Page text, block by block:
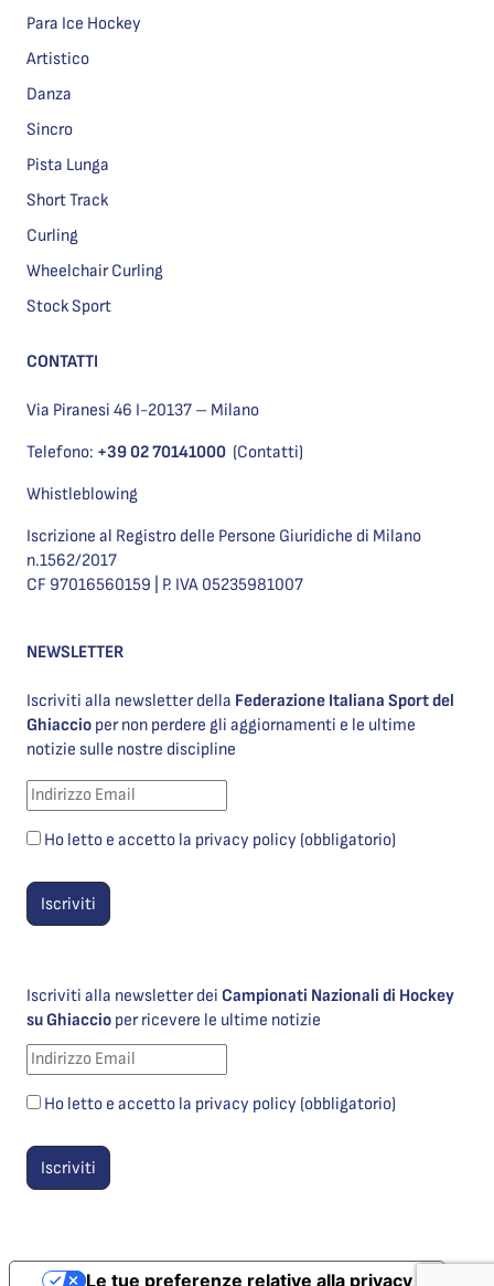
Para Ice Hockey
Artistico
Danza
Sincro
Pista Lunga
Short Track
Curling
Wheelchair Curling
Stock Sport
CONTATTI
Via Piranesi 46 I-20137 – Milano
Telefono: +39 02 70141000 (Contatti)
Whistleblowing
Iscrizione al Registro delle Persone Giuridiche di Milano
n.1562/2017
CF 97016560159 | P. IVA 05235981007
NEWSLETTER
Iscriviti alla newsletter della Federazione Italiana Sport del
Ghiaccio per non perdere gli aggiornamenti e le ultime
notizie sulle nostre discipline
Ho letto e accetto la privacy policy (obbligatorio)
Iscriviti alla newsletter dei Campionati Nazionali di Hockey
su Ghiaccio per ricevere le ultime notizie
Ho letto e accetto la privacy policy (obbligatorio)
Le tue preferenze relative alla privacy